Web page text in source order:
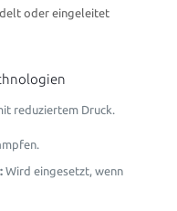
oder eingeleitet
reduziertem Druck.
Wird eingesetzt, wenn